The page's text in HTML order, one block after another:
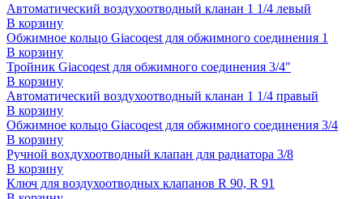
Автоматический воздухоотводный кланан 1 1/4 левый
В корзину
Обжимное кольцо Giacoqest для обжимного соединения 1
В корзину
Тройник Giacoqest для обжимного соединения 3/4"
В корзину
Автоматический воздухоотводный кланан 1 1/4 правый
В корзину
Обжимное кольцо Giacoqest для обжимного соединения 3/4
В корзину
Ручной вохдухоотводный клапан для радиатора 3/8
В корзину
Ключ для воздухоотводных клапанов R 90, R 91